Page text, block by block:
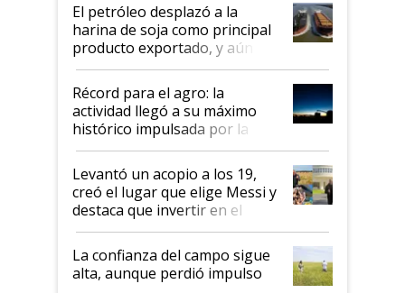
El petróleo desplazó a la
harina de soja como principal
producto exportado, y aún así
el agro aportó casi seis de cada
diez dólares y sostuvo el
liderazgo en un semestre
récord
Récord para el agro: la
actividad llegó a su máximo
histórico impulsada por la
cosecha y las exportaciones
Levantó un acopio a los 19,
creó el lugar que elige Messi y
destaca que invertir en el
kirchnerismo era como "darle
plata a un hijo para droga":
Juan Félix Rossetti, el libertario
que de una dura crisis salió
La confianza del campo sigue
alta, aunque perdió impulso